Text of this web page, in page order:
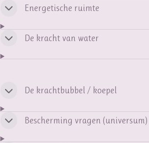
Energetische ruimte
De kracht van water
De krachtbubbel / koepel
Bescherming vragen (universum)